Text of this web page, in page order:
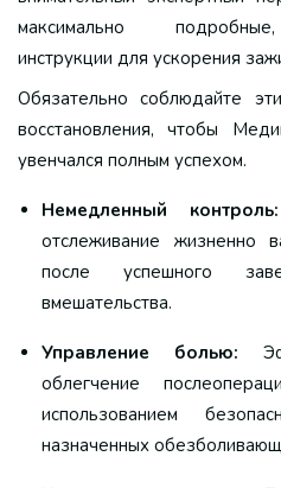
максимально
инструкции для ускорения
Обязательно соблюдайте
восстановления, чтобы
увенчался полным успехом.
Немедленный контроль:
отслеживание жизненно
после успешного
вмешательства.
Управление болью:
облегчение
использованием
назначенных